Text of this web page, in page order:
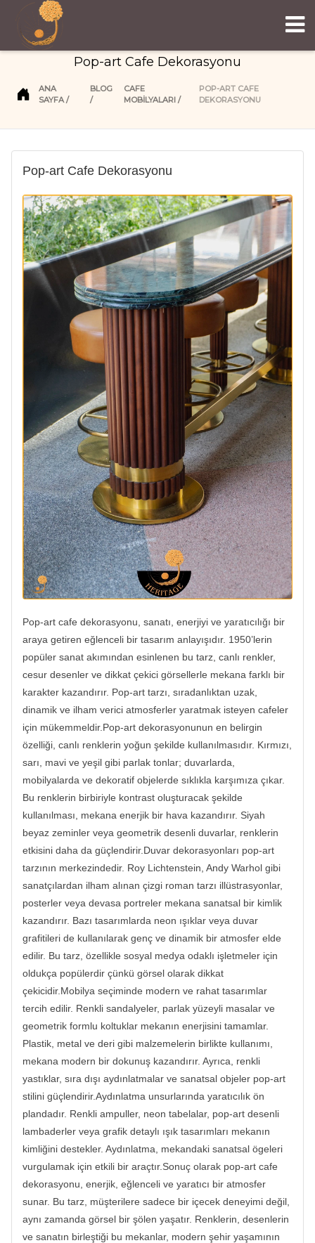
Pop-art Cafe Dekorasyonu
ANA
SAYFA
BLOG
CAFE
MOBİLYALARI
POP-ART CAFE
DEKORASYONU
Pop-art Cafe Dekorasyonu
Pop-art cafe dekorasyonu, sanatı, enerjiyi ve yaratıcılığı bir
araya getiren eğlenceli bir tasarım anlayışıdır. 1950’lerin
popüler sanat akımından esinlenen bu tarz, canlı renkler,
cesur desenler ve dikkat çekici görsellerle mekana farklı bir
karakter kazandırır. Pop-art tarzı, sıradanlıktan uzak,
dinamik ve ilham verici atmosferler yaratmak isteyen cafeler
için mükemmeldir.Pop-art dekorasyonunun en belirgin
özelliği, canlı renklerin yoğun şekilde kullanılmasıdır. Kırmızı,
sarı, mavi ve yeşil gibi parlak tonlar; duvarlarda,
mobilyalarda ve dekoratif objelerde sıklıkla karşımıza çıkar.
Bu renklerin birbiriyle kontrast oluşturacak şekilde
kullanılması, mekana enerjik bir hava kazandırır. Siyah
beyaz zeminler veya geometrik desenli duvarlar, renklerin
etkisini daha da güçlendirir.Duvar dekorasyonları pop-art
tarzının merkezindedir. Roy Lichtenstein, Andy Warhol gibi
sanatçılardan ilham alınan çizgi roman tarzı illüstrasyonlar,
posterler veya devasa portreler mekana sanatsal bir kimlik
kazandırır. Bazı tasarımlarda neon ışıklar veya duvar
grafitileri de kullanılarak genç ve dinamik bir atmosfer elde
edilir. Bu tarz, özellikle sosyal medya odaklı işletmeler için
oldukça popülerdir çünkü görsel olarak dikkat
çekicidir.Mobilya seçiminde modern ve rahat tasarımlar
tercih edilir. Renkli sandalyeler, parlak yüzeyli masalar ve
geometrik formlu koltuklar mekanın enerjisini tamamlar.
Plastik, metal ve deri gibi malzemelerin birlikte kullanımı,
mekana modern bir dokunuş kazandırır. Ayrıca, renkli
yastıklar, sıra dışı aydınlatmalar ve sanatsal objeler pop-art
stilini güçlendirir.Aydınlatma unsurlarında yaratıcılık ön
plandadır. Renkli ampuller, neon tabelalar, pop-art desenli
lambaderler veya grafik detaylı ışık tasarımları mekanın
kimliğini destekler. Aydınlatma, mekandaki sanatsal ögeleri
vurgulamak için etkili bir araçtır.Sonuç olarak pop-art cafe
dekorasyonu, enerjik, eğlenceli ve yaratıcı bir atmosfer
sunar. Bu tarz, müşterilere sadece bir içecek deneyimi değil,
aynı zamanda görsel bir şölen yaşatır. Renklerin, desenlerin
ve sanatın birleştiği bu mekanlar, modern şehir yaşamının